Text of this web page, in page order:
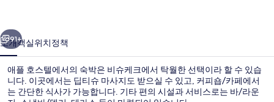
진
갤
러
리
91+
소개객실위치정책
애플 호스텔에서의 숙박은 비슈케크에서 탁월한 선택이라 할 수 있습
니다. 이곳에서는 딥티슈 마사지도 받으실 수 있고, 커피숍/카페에서
는 간단한 식사가 가능합니다. 기타 편의 시설과 서비스로는 바/라운